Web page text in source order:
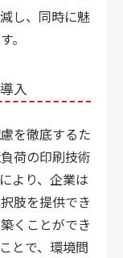
し、同時に魅
。
入
を徹底するた
荷の印刷技術
より、企業は
肢を提供でき
くことができ
とで、環境問